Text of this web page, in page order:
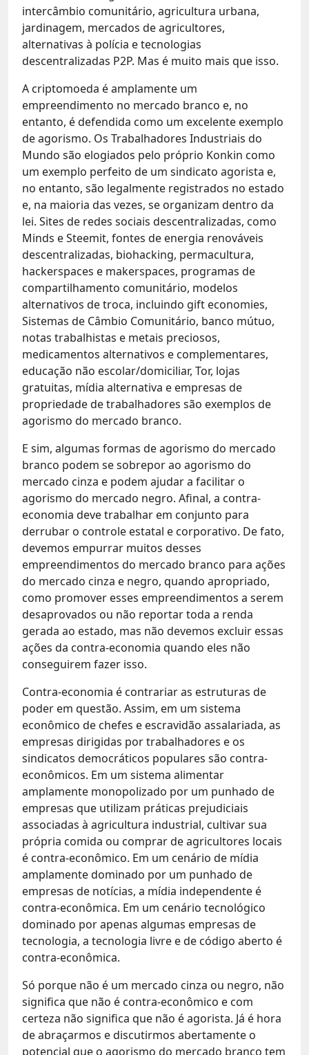
intercâmbio comunitário, agricultura urbana,
jardinagem, mercados de agricultores,
alternativas à polícia e tecnologias
descentralizadas P2P. Mas é muito mais que isso.
A criptomoeda é amplamente um
empreendimento no mercado branco e, no
entanto, é defendida como um excelente exemplo
de agorismo. Os Trabalhadores Industriais do
Mundo são elogiados pelo próprio Konkin como
um exemplo perfeito de um sindicato agorista e,
no entanto, são legalmente registrados no estado
e, na maioria das vezes, se organizam dentro da
lei. Sites de redes sociais descentralizadas, como
Minds e Steemit, fontes de energia renováveis
descentralizadas, biohacking, permacultura,
hackerspaces e makerspaces, programas de
compartilhamento comunitário, modelos
alternativos de troca, incluindo gift economies,
Sistemas de Câmbio Comunitário, banco mútuo,
notas trabalhistas e metais preciosos,
medicamentos alternativos e complementares,
educação não escolar/domiciliar, Tor, lojas
gratuitas, mídia alternativa e empresas de
propriedade de trabalhadores são exemplos de
agorismo do mercado branco.
E sim, algumas formas de agorismo do mercado
branco podem se sobrepor ao agorismo do
mercado cinza e podem ajudar a facilitar o
agorismo do mercado negro. Afinal, a contra-
economia deve trabalhar em conjunto para
derrubar o controle estatal e corporativo. De fato,
devemos empurrar muitos desses
empreendimentos do mercado branco para ações
do mercado cinza e negro, quando apropriado,
como promover esses empreendimentos a serem
desaprovados ou não reportar toda a renda
gerada ao estado, mas não devemos excluir essas
ações da contra-economia quando eles não
conseguirem fazer isso.
Contra-economia é contrariar as estruturas de
poder em questão. Assim, em um sistema
econômico de chefes e escravidão assalariada, as
empresas dirigidas por trabalhadores e os
sindicatos democráticos populares são contra-
econômicos. Em um sistema alimentar
amplamente monopolizado por um punhado de
empresas que utilizam práticas prejudiciais
associadas à agricultura industrial, cultivar sua
própria comida ou comprar de agricultores locais
é contra-econômico. Em um cenário de mídia
amplamente dominado por um punhado de
empresas de notícias, a mídia independente é
contra-econômica. Em um cenário tecnológico
dominado por apenas algumas empresas de
tecnologia, a tecnologia livre e de código aberto é
contra-econômica.
Só porque não é um mercado cinza ou negro, não
significa que não é contra-econômico e com
certeza não significa que não é agorista. Já é hora
de abraçarmos e discutirmos abertamente o
potencial que o agorismo do mercado branco tem